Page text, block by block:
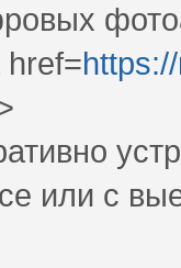
или с